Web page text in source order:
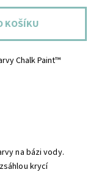
Chalk Paint™
na bázi vody.
krycí